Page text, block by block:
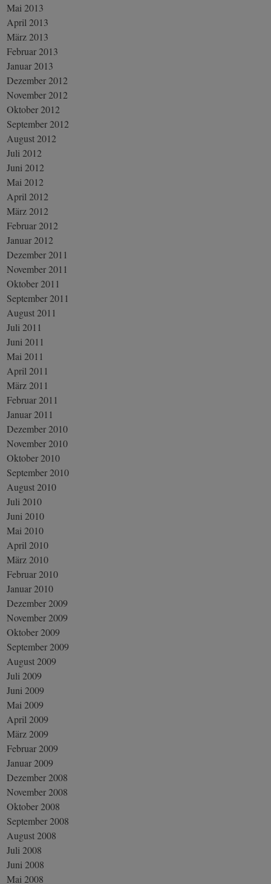
Mai 2013
April 2013
März 2013
Februar 2013
Januar 2013
Dezember 2012
November 2012
Oktober 2012
September 2012
August 2012
Juli 2012
Juni 2012
Mai 2012
April 2012
März 2012
Februar 2012
Januar 2012
Dezember 2011
November 2011
Oktober 2011
September 2011
August 2011
Juli 2011
Juni 2011
Mai 2011
April 2011
März 2011
Februar 2011
Januar 2011
Dezember 2010
November 2010
Oktober 2010
September 2010
August 2010
Juli 2010
Juni 2010
Mai 2010
April 2010
März 2010
Februar 2010
Januar 2010
Dezember 2009
November 2009
Oktober 2009
September 2009
August 2009
Juli 2009
Juni 2009
Mai 2009
April 2009
März 2009
Februar 2009
Januar 2009
Dezember 2008
November 2008
Oktober 2008
September 2008
August 2008
Juli 2008
Juni 2008
Mai 2008